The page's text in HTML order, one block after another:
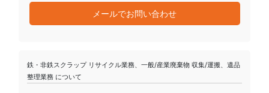
メールでお問い合わせ
鉄・非鉄スクラップ リサイクル業務、一般/産業廃棄物 収集/運搬、遺品
整理業務 について